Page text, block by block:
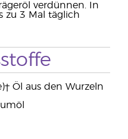
verdünnen. In
zu 3 Mal täglich
Öl aus den Wurzeln